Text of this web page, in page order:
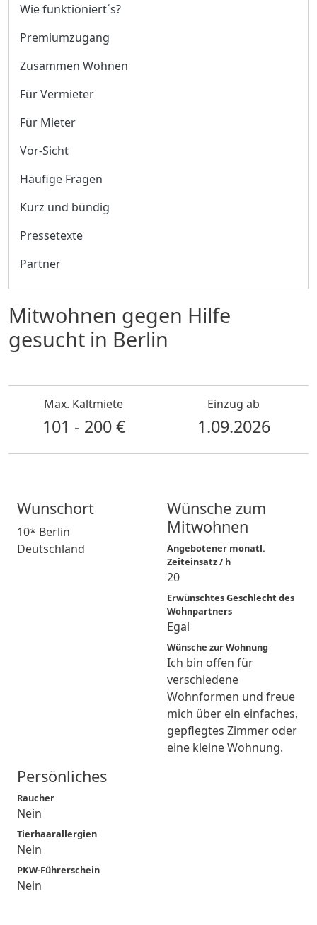
Mitwohnen gegen Hilfe
gesucht in Berlin
Max. Kaltmiete
101 - 200 €
Einzug ab
1.09.2026
Wunschort
10* Berlin
Deutschland
Wünsche zum
Mitwohnen
Angebotener monatl.
Zeiteinsatz / h
20
Erwünschtes Geschlecht des
Wohnpartners
Egal
Wünsche zur Wohnung
Ich bin offen für
verschiedene
Wohnformen und freue
mich über ein einfaches,
gepflegtes Zimmer oder
eine kleine Wohnung.
Persönliches
Raucher
Nein
Tierhaarallergien
Nein
PKW-Führerschein
Nein
Wie funktioniert´s?
Premiumzugang
Zusammen Wohnen
Für Vermieter
Für Mieter
Vor-Sicht
Häufige Fragen
Kurz und bündig
Pressetexte
Partner